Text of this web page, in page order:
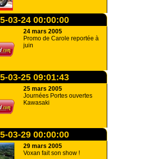
03-24 00:00:00
24 mars 2005
Promo de Carole reportée à
juin
03-25 09:01:43
25 mars 2005
Journées Portes ouvertes
Kawasaki
03-29 00:00:00
29 mars 2005
Voxan fait son show !